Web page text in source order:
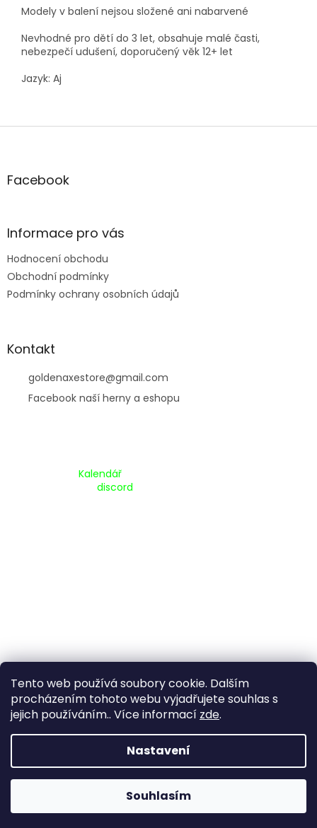
Tento web používá soubory cookie. Dalším
procházením tohoto webu vyjadřujete souhlas s
jejich používáním.. Více informací zde.
Nastavení
Souhlasím
Modely v balení nejsou složené ani nabarvené
Nevhodné pro dětí do 3 let, obsahuje malé časti,
nebezpečí udušení, doporučený věk 12+ let
Jazyk: Aj
Z
aFacebook
Informace pro vás
Hodnocení obchodu
Obchodní podmínky
Podmínky ochrany osobních údajů
Kontakt
goldenaxestore@gmail.com
Facebook naší herny a eshopu
Kalendář
discord
Vytvořil Shoptet
Copyright 2026www.goldenaxe.eu. Všechna práva
Upravit nastavení cookies